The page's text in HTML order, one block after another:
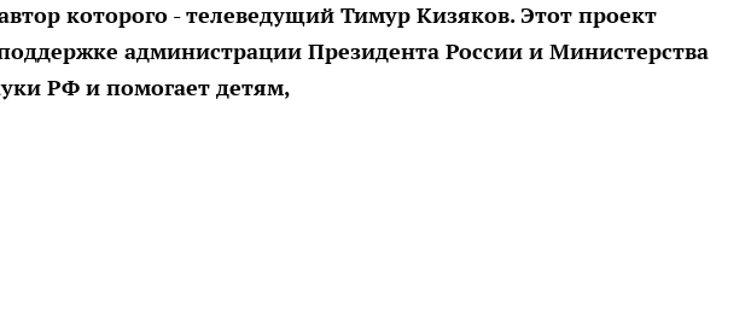
которого - телеведущий Тимур Кизяков. Этот проект
администрации Президента России и Министерства
РФ и помогает детям,